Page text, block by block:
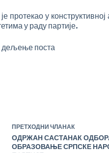
протекао у
у раду партије.
дељење поста
ПРЕТХОДНИЧЛАНАК
ОДРЖАН САСТАНАК
ОБРАЗОВАЊЕ СРПСКЕ